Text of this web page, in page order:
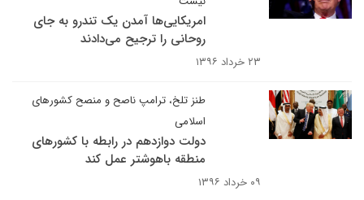
امریکایی‌ها آمدن یک تندرو به جای
روحانی را ترجیح می‌دادند
۲۳ خرداد ۱۳۹۶
طنز تلخ، ترامپ ناصح و منصح کشورهای
اسلامی
دولت دوازدهم در رابطه با کشورهای
منطقه باهوشتر عمل کند
۰۹ خرداد ۱۳۹۶